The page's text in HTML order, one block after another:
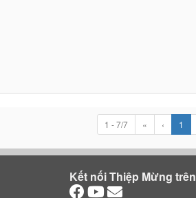
1 - 7/7 « ‹ 1
Kết nối Thiệp Mừng trên